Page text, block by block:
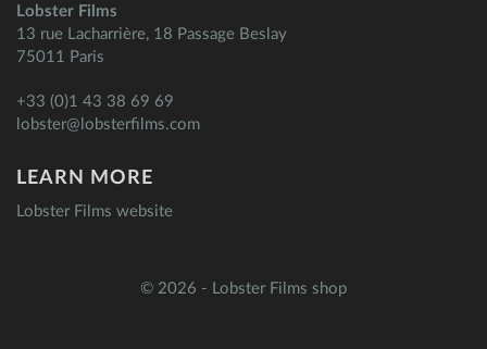
Lobster Films
13 rue Lacharrière, 18 Passage Beslay
75011 Paris
+33 (0)1 43 38 69 69
lobster@lobsterfilms.com
LEARN MORE
Lobster Films website
© 2026 - Lobster Films shop